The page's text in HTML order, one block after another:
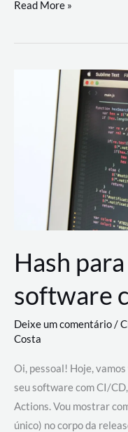
Large
Models
revolucionando
desenvolvimento
Read More »
Hash
software
Deixe um comentário/
Costa
Oi, pessoal! Hoje,
seu software com CI/
Actions. Vou mostrar
único) no corpo da